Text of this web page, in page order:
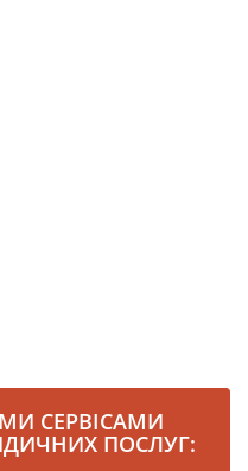
СЕРВІСАМИ
ПОСЛУГ: